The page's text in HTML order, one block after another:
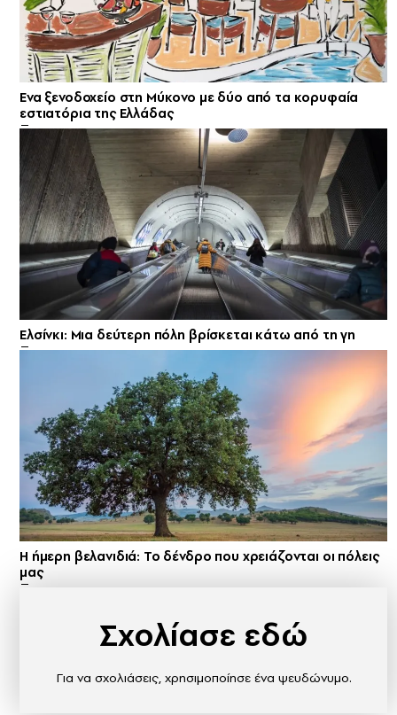
Ενα ξενοδοχείο στη Μύκονο με δύο από τα κορυφαία
εστιατόρια της Ελλάδας
Ελσίνκι: Mια δεύτερη πόλη βρίσκεται κάτω από τη γη
Η ήμερη βελανιδιά: Το δένδρο που χρειάζονται οι πόλεις
μας
Σχολίασε εδώ
Για να σχολιάσεις, χρησιμοποίησε ένα ψευδώνυμο.